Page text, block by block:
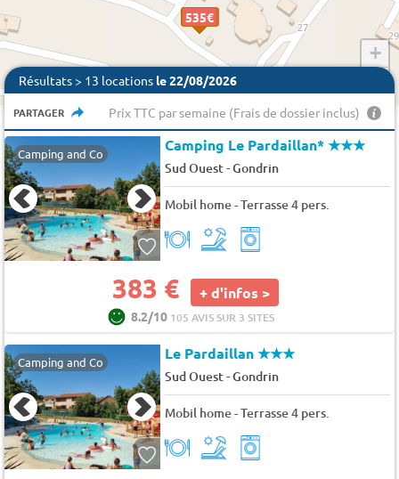
383 €
535€
535€
535€
535€
535€
+
Résultats > 13 locations le 22/08/2026
PARTAGER Prix TTC par semaine (Frais de dossier inclus)
Camping and Co Camping Le Pardaillan*★★★
Sud Ouest-Gondrin
Mobil home - Terrasse 4 pers.
383 € + d'infos >
8.2/10 105 AVIS SUR 3 SITES
Camping and Co Le Pardaillan★★★
Sud Ouest-Gondrin
Mobil home - Terrasse 4 pers.